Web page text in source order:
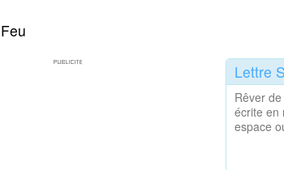
Lettre S
Rêver
écrite en
espace